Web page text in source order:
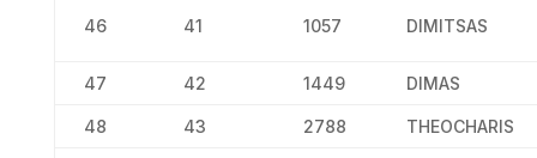
46 41 1057 DIMITSAS
47 42 1449 DIMAS
48 43 2788 THEOCHARIS